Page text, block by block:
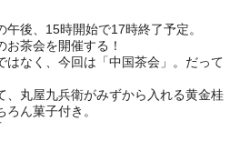
午後、15時開始で17時終了予定。
茶会を開催する！
はなく、今回は「中国茶会」。だって
、丸屋九兵衛がみずから入れる黄金桂
ん菓子付き。